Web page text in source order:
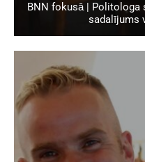
BNN fokusā | Politologa
sadalījums